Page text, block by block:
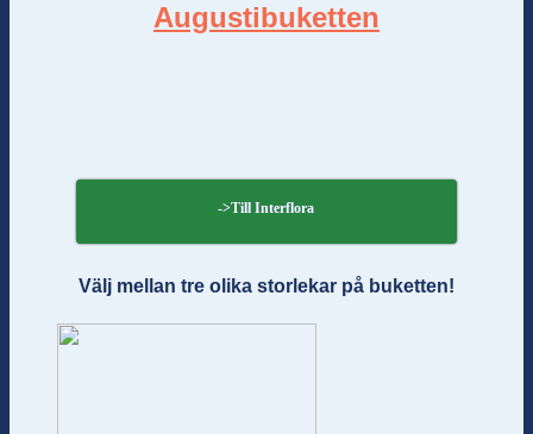
Augustibuketten
->Till Interflora
Välj mellan tre olika storlekar på buketten!